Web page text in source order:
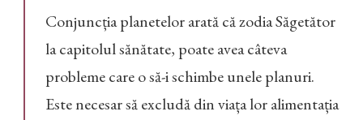
Conjuncția planetelor arată că zodia Săgetător
la capitolul sănătate, poate avea câteva
probleme care o să-i schimbe unele planuri.
Este necesar să excludă din viața lor alimentația